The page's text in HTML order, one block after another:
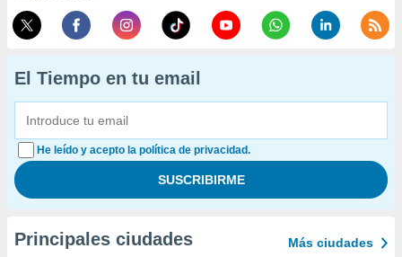
El Tiempo en tu email
He leído y acepto la política de privacidad.
Principales ciudades Más ciudades